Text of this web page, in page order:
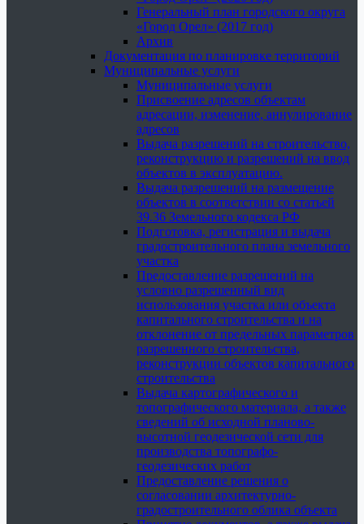
Генеральный план городского округа
«Город Орел» (2017 год)
Архив
Документация по планировке территорий
Муниципальные услуги
Муниципальные услуги
Присвоение адресов объектам
адресации, изменение, аннулирование
адресов
Выдача разрешений на строительство,
реконструкцию и разрешений на ввод
объектов в эксплуатацию.
Выдача разрешений на размещение
объектов в соответствии со статьей
39.36 Земельного кодекса РФ
Подготовка, регистрация и выдача
градостроительного плана земельного
участка
Предоставление разрешений на
условно разрешенный вид
использования участка или объекта
капитального строительства и на
отклонение от предельных параметров
разрешенного строительства,
реконструкции объектов капитального
строительства
Выдача картографического и
топографического материала, а также
сведений об исходной планово-
высотной геодезической сети для
производства топографо-
геодезических работ
Предоставление решения о
согласовании архитектурно-
градостроительного облика объекта